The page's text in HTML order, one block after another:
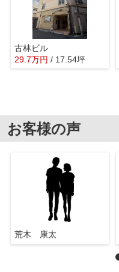
古林ビル
29.7万円 / 17.54坪
お客様の声
荒木 康太